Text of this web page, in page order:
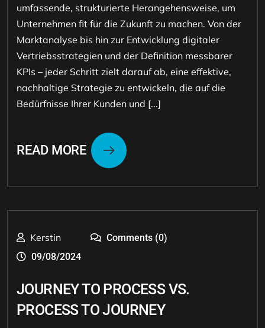
umfassende, strukturierte Herangehensweise, um
Unternehmen fit für die Zukunft zu machen. Von der
Marktanalyse bis hin zur Entwicklung digitaler
Vertriebsstrategien und der Definition messbarer
KPIs – jeder Schritt zielt darauf ab, eine effektive,
nachhaltige Strategie zu entwickeln, die auf die
Bedürfnisse Ihrer Kunden und [...]
READ MORE
Kerstin
Comments (0)
09/08/2024
JOURNEY TO PROCESS VS.
PROCESS TO JOURNEY